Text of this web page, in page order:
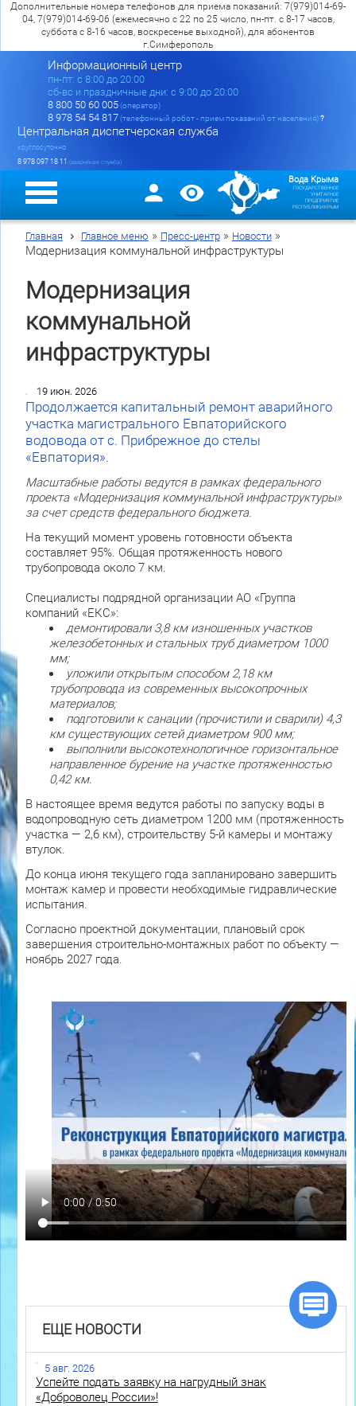
Дополнительные номера телефонов для приема показаний: 7(979)014-69-
04, 7(979)014-69-06 (ежемесячно с 22 по 25 число, пн-пт. с 8-17 часов,
суббота с 8-16 часов, воскресенье выходной), для абонентов
г.Симферополь
Информационный центр
пн-пт: c 8:00 до 20:00
сб-вс и праздничные дни: с 9:00 до 20:00
8 800 50 60 005(оператор)
8 978 54 54 817(телефонный робот - прием показаний от населения)?
Центральная диспетчерская служба
круглосуточно
8 978 097 18 11 (аварийная служба)
Вода Крыма
ГОСУДАРСТВЕННОЕ
УНИТАРНОЕ
ПРЕДПРИЯТИЕ
РЕСПУБЛИКИ КРЫМ
Главная Главное меню » Пресс-центр» Новости»
Модернизация коммунальной инфраструктуры
Модернизация
коммунальной
инфраструктуры
19 июн. 2026
Продолжается капитальный ремонт аварийного
участка магистрального Евпаторийского
водовода от с. Прибрежное до стелы
«Евпатория».
Масштабные работы ведутся в рамках федерального
проекта «Модернизация коммунальной инфраструктуры»
за счет средств федерального бюджета.
На текущий момент уровень готовности объекта
составляет 95%. Общая протяженность нового
трубопровода около 7 км.
Специалисты подрядной организации АО «Группа
компаний «ЕКС»:
демонтировали 3,8 км изношенных участков
железобетонных и стальных труб диаметром 1000
мм;
уложили открытым способом 2,18 км
трубопровода из современных высокопрочных
материалов;
подготовили к санации (прочистили и сварили) 4,3
км существующих сетей диаметром 900 мм;
выполнили высокотехнологичное горизонтальное
направленное бурение на участке протяженностью
0,42 км.
В настоящее время ведутся работы по запуску воды в
водопроводную сеть диаметром 1200 мм (протяженность
участка — 2,6 км), строительству 5-й камеры и монтажу
втулок.
До конца июня текущего года запланировано завершить
монтаж камер и провести необходимые гидравлические
испытания.
Согласно проектной документации, плановый срок
завершения строительно-монтажных работ по объекту —
ноябрь 2027 года.
ЕЩЕ НОВОСТИ
5 авг. 2026
Успейте подать заявку на нагрудный знак
«Доброволец России»!